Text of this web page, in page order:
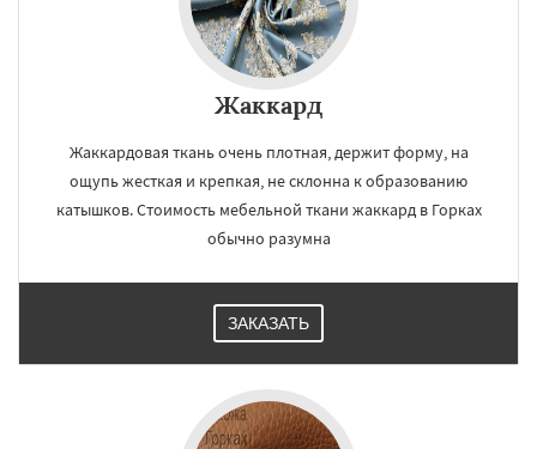
Жаккард
Жаккардовая ткань очень плотная, держит форму, на
ощупь жесткая и крепкая, не склонна к образованию
катышков. Стоимость мебельной ткани жаккард в Горках
обычно разумна
ЗАКАЗАТЬ